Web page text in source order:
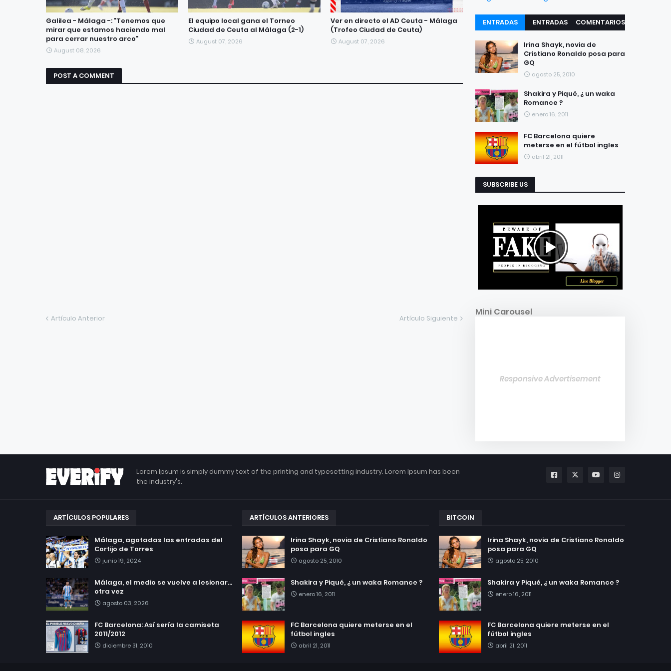
Galilea - Málaga -: "Tenemos que
mirar que estamos haciendo mal
para cerrar nuestro arco"
August 08, 2026
El equipo local gana el Torneo
Ciudad de Ceuta al Málaga (2-1)
August 07, 2026
Ver en directo el AD Ceuta - Málaga
(Trofeo Ciudad de Ceuta)
August 07, 2026
POST A COMMENT
Artículo Anterior Artículo Siguiente
ENTRADAS
RECIENTES
ENTRADAS
COMENTARIOS
Irina Shayk, novia de
Cristiano Ronaldo posa para
GQ
agosto 25, 2010
Shakira y Piqué, ¿ un waka
Romance ?
enero 16, 2011
FC Barcelona quiere
meterse en el fútbol ingles
abril 21, 2011
SUBSCRIBE US
Mini Carousel
Responsive Advertisement
Lorem Ipsum is simply dummy text of the printing and typesetting industry. Lorem Ipsum has been
the industry's.
ARTÍCULOS POPULARES
Málaga, agotadas las entradas del
Cortijo de Torres
junio 19, 2024
Málaga, el medio se vuelve a lesionar...
otra vez
agosto 03, 2026
FC Barcelona: Así sería la camiseta
2011/2012
diciembre 31, 2010
ARTÍCULOS ANTERIORES
Irina Shayk, novia de Cristiano Ronaldo
posa para GQ
agosto 25, 2010
Shakira y Piqué, ¿ un waka Romance ?
enero 16, 2011
FC Barcelona quiere meterse en el
fútbol ingles
abril 21, 2011
BITCOIN
Irina Shayk, novia de Cristiano Ronaldo
posa para GQ
agosto 25, 2010
Shakira y Piqué, ¿ un waka Romance ?
enero 16, 2011
FC Barcelona quiere meterse en el
fútbol ingles
abril 21, 2011